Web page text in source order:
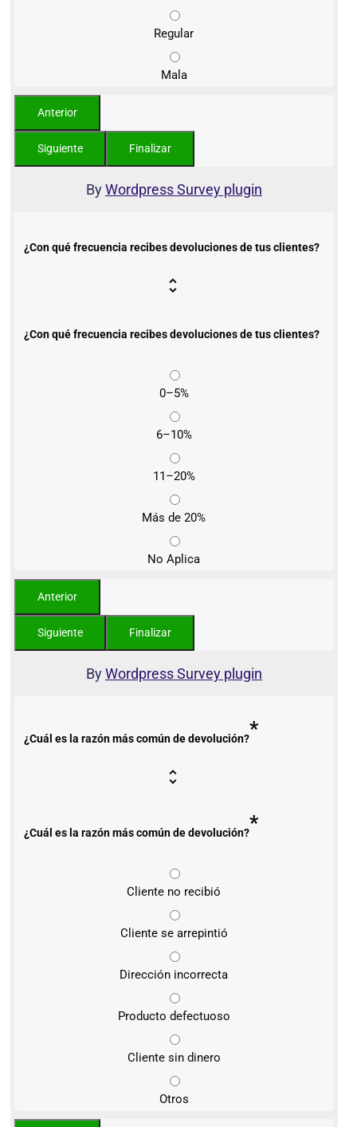
Regular
Mala
ByWordpress Survey plugin
¿Con qué frecuencia recibes devoluciones de tus clientes?
¿Con qué frecuencia recibes devoluciones de tus clientes?
0–5%
6–10%
11–20%
Más de 20%
No Aplica
ByWordpress Survey plugin
¿Cuál es la razón más común de devolución?*
¿Cuál es la razón más común de devolución?*
Cliente no recibió
Cliente se arrepintió
Dirección incorrecta
Producto defectuoso
Cliente sin dinero
Otros